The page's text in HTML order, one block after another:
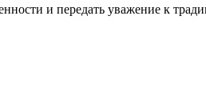
и передать уважение к